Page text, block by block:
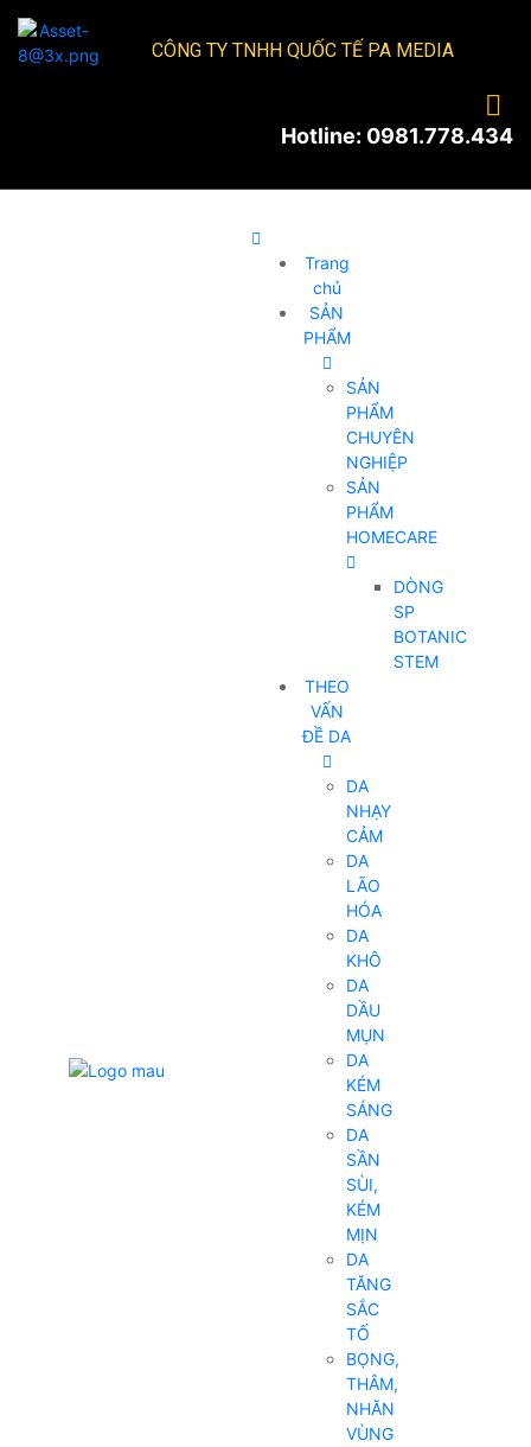
CÔNG TY TNHH QUỐC TẾ PA MEDIA
Hotline: 0981.778.434
Trang
chủ
SẢN
PHẨM
SẢN
PHẨM
CHUYÊN
NGHIỆP
SẢN
PHẨM
HOMECARE
DÒNG
SP
BOTANIC
STEM
THEO
VẤN
ĐỀ DA
DA
NHẠY
CẢM
DA
LÃO
HÓA
DA
KHÔ
DA
DẦU
MỤN
DA
KÉM
SÁNG
DA
SẦN
SÙI,
KÉM
MỊN
DA
TĂNG
SẮC
TỐ
BỌNG,
THÂM,
NHĂN
VÙNG